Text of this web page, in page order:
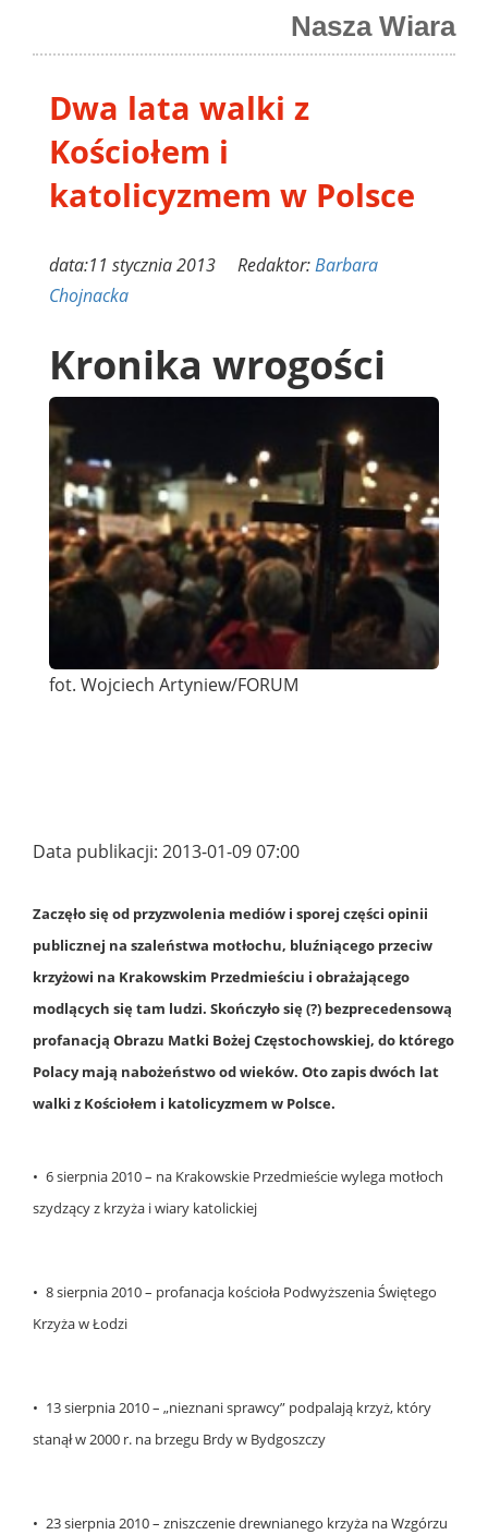
Nasza Wiara
Dwa lata walki z
Kościołem i
katolicyzmem w Polsce
data:11 stycznia 2013 Redaktor:Barbara
Chojnacka
Kronika wrogości
fot. Wojciech Artyniew/FORUM
Data publikacji: 2013-01-09 07:00
Zaczęło się od przyzwolenia mediów i sporej części opinii
publicznej na szaleństwa motłochu, bluźniącego przeciw
krzyżowi na Krakowskim Przedmieściu i obrażającego
modlących się tam ludzi. Skończyło się (?) bezprecedensową
profanacją Obrazu Matki Bożej Częstochowskiej, do którego
Polacy mają nabożeństwo od wieków. Oto zapis dwóch lat
walki z Kościołem i katolicyzmem w Polsce.
• 6 sierpnia 2010 – na Krakowskie Przedmieście wylega motłoch
szydzący z krzyża i wiary katolickiej
• 8 sierpnia 2010 – profanacja kościoła Podwyższenia Świętego
Krzyża w Łodzi
• 13 sierpnia 2010 – „nieznani sprawcy” podpalają krzyż, który
stanął w 2000 r. na brzegu Brdy w Bydgoszczy
• 23 sierpnia 2010 – zniszczenie drewnianego krzyża na Wzgórzu